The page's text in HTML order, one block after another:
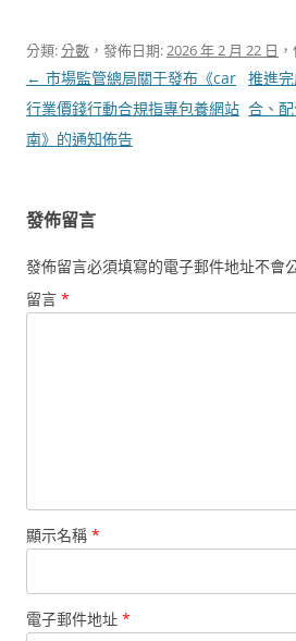
分類:分數 ，發佈日期:2026 年 2 月 22 日
文
章
導
← 市場監管總局關于發布《car
行業價錢行動合規指專包養網站
南》的通知佈告
推進
合、
發佈留言
發佈留言必須填寫的電子郵件地址不會
留言 *
顯示名稱 *
電子郵件地址 *